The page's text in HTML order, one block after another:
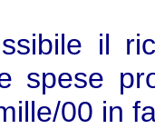
il
spese
00 in